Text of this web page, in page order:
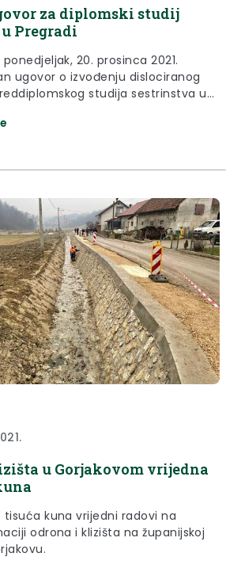
za diplomski studij
Pregradi
20. prosinca 2021.
ugovor o izvođenju dislociranog
studija sestrinstva u
u Gorjakovom vrijedna
tisuća kuna vrijedni radovi na
odrona i klizišta na županijskoj